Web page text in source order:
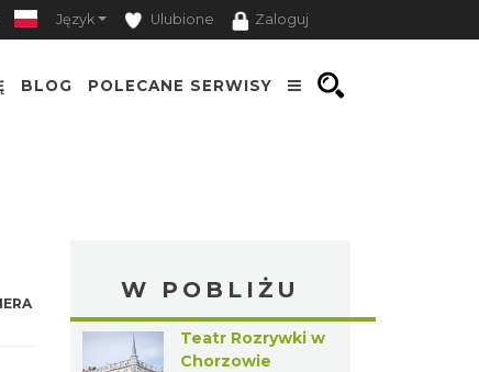
Język Ulubione Zaloguj
BLOG POLECANE SERWISY
W POBLIŻU
Teatr Rozrywki w
Chorzowie